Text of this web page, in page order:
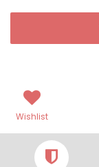
Wishlist